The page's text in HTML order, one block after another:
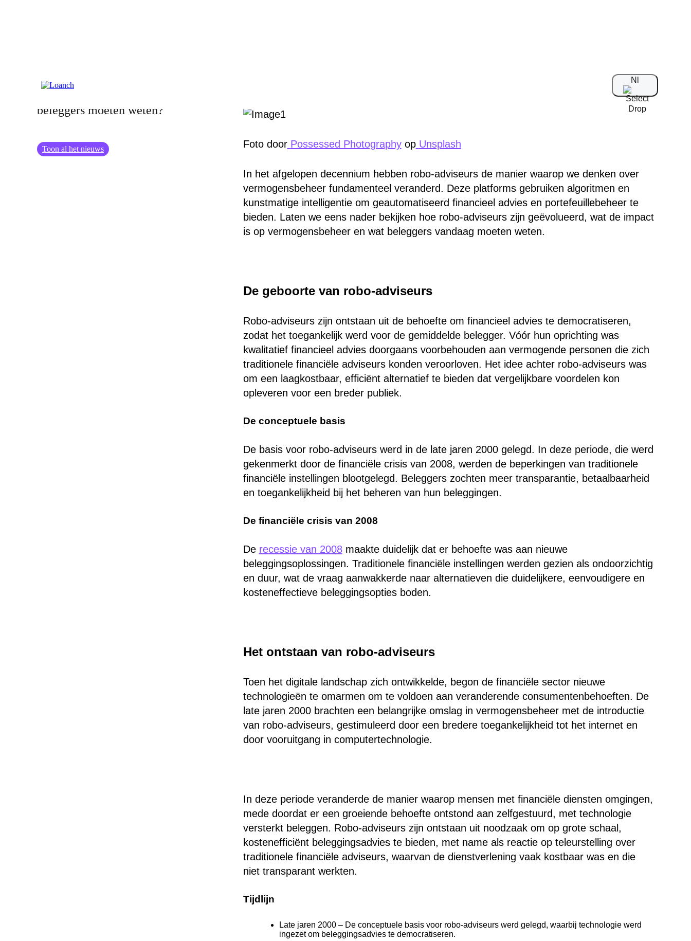
Nl
beleggers moeten weten?
Toon al het nieuws Foto door Possessed Photographyop Unsplash
In het afgelopen decennium hebben robo-adviseurs de manier waarop we denken over
vermogensbeheer fundamenteel veranderd. Deze platforms gebruiken algoritmen en
kunstmatige intelligentie om geautomatiseerd financieel advies en portefeuillebeheer te
bieden. Laten we eens nader bekijken hoe robo-adviseurs zijn geëvolueerd, wat de impact
is op vermogensbeheer en wat beleggers vandaag moeten weten.
De geboorte van robo-adviseurs
Robo-adviseurs zijn ontstaan uit de behoefte om financieel advies te democratiseren,
zodat het toegankelijk werd voor de gemiddelde belegger. Vóór hun oprichting was
kwalitatief financieel advies doorgaans voorbehouden aan vermogende personen die zich
traditionele financiële adviseurs konden veroorloven. Het idee achter robo-adviseurs was
om een laagkostbaar, efficiënt alternatief te bieden dat vergelijkbare voordelen kon
opleveren voor een breder publiek.
De conceptuele basis
De basis voor robo-adviseurs werd in de late jaren 2000 gelegd. In deze periode, die werd
gekenmerkt door de financiële crisis van 2008, werden de beperkingen van traditionele
financiële instellingen blootgelegd. Beleggers zochten meer transparantie, betaalbaarheid
en toegankelijkheid bij het beheren van hun beleggingen.
De financiële crisis van 2008
De recessie van 2008maakte duidelijk dat er behoefte was aan nieuwe
beleggingsoplossingen. Traditionele financiële instellingen werden gezien als ondoorzichtig
en duur, wat de vraag aanwakkerde naar alternatieven die duidelijkere, eenvoudigere en
kosteneffectieve beleggingsopties boden.
Het ontstaan van robo-adviseurs
Toen het digitale landschap zich ontwikkelde, begon de financiële sector nieuwe
technologieën te omarmen om te voldoen aan veranderende consumentenbehoeften. De
late jaren 2000 brachten een belangrijke omslag in vermogensbeheer met de introductie
van robo-adviseurs, gestimuleerd door een bredere toegankelijkheid tot het internet en
door vooruitgang in computertechnologie.
In deze periode veranderde de manier waarop mensen met financiële diensten omgingen,
mede doordat er een groeiende behoefte ontstond aan zelfgestuurd, met technologie
versterkt beleggen. Robo-adviseurs zijn ontstaan uit noodzaak om op grote schaal,
kostenefficiënt beleggingsadvies te bieden, met name als reactie op teleurstelling over
traditionele financiële adviseurs, waarvan de dienstverlening vaak kostbaar was en die
niet transparant werkten.
Tijdlijn
Late jaren 2000– De conceptuele basis voor robo-adviseurs werd gelegd, waarbij technologie werd
ingezet om beleggingsadvies te democratiseren.